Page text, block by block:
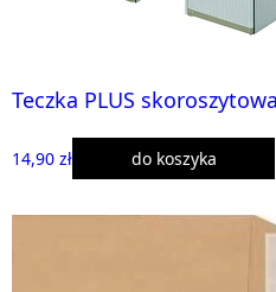
Teczka PLUS
14,90 zł do koszyka